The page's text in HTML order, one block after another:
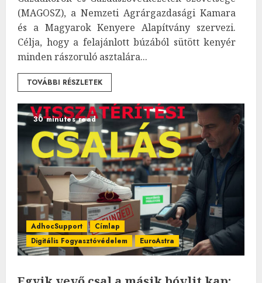
(MAGOSZ), a Nemzeti Agrárgazdasági Kamara
és a Magyarok Kenyere Alapítvány szervezi.
Célja, hogy a felajánlott búzából sütött kenyér
minden rászoruló asztalára...
TOVÁBBI RÉSZLETEK
30 minutes read
AdhocSupport
Címlap
Digitális Fogyasztóvédelem
EuroAstra